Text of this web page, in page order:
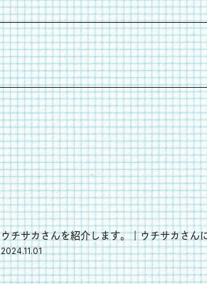
ウチサカさんを紹介します。｜ウチサカさん
2024.11.01